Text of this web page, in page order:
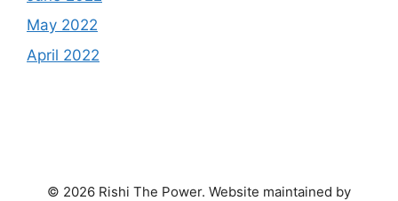
May 2022
April 2022
© 2026 Rishi The Power. Website maintained by